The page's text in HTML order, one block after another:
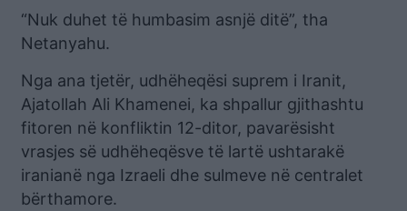
“Nuk duhet të humbasim asnjë ditë”, tha
Netanyahu.
Nga ana tjetër, udhëheqësi suprem i Iranit,
Ajatollah Ali Khamenei, ka shpallur gjithashtu
fitoren në konfliktin 12-ditor, pavarësisht
vrasjes së udhëheqësve të lartë ushtarakë
iranianë nga Izraeli dhe sulmeve në centralet
bërthamore.